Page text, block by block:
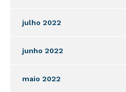
julho 2022
junho 2022
maio 2022